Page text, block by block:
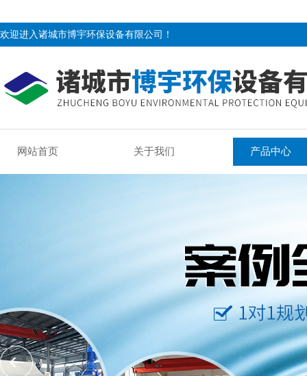
欢迎进入诸城市博宇环保设备有限公司！
网站首页 关于我们 产品中心